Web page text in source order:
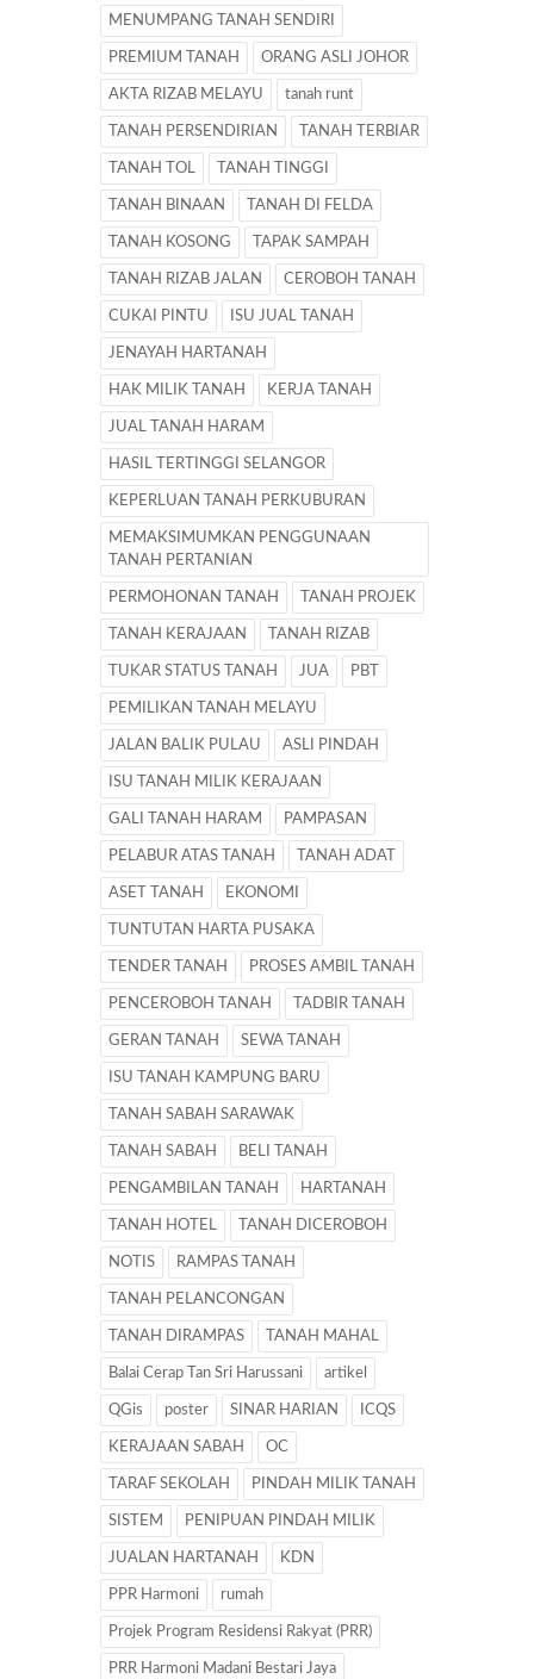
MENUMPANG TANAH SENDIRI
PREMIUM TANAH ORANG ASLI JOHOR
AKTA RIZAB MELAYU tanah runt
TANAH PERSENDIRIAN TANAH TERBIAR
TANAH TOL TANAH TINGGI
TANAH BINAAN TANAH DI FELDA
TANAH KOSONG TAPAK SAMPAH
TANAH RIZAB JALAN CEROBOH TANAH
CUKAI PINTU ISU JUAL TANAH
JENAYAH HARTANAH
HAK MILIK TANAH KERJA TANAH
JUAL TANAH HARAM
HASIL TERTINGGI SELANGOR
KEPERLUAN TANAH PERKUBURAN
MEMAKSIMUMKAN PENGGUNAAN
TANAH PERTANIAN
PERMOHONAN TANAH TANAH PROJEK
TANAH KERAJAAN TANAH RIZAB
TUKAR STATUS TANAH JUA PBT
PEMILIKAN TANAH MELAYU
JALAN BALIK PULAU ASLI PINDAH
ISU TANAH MILIK KERAJAAN
GALI TANAH HARAM PAMPASAN
PELABUR ATAS TANAH TANAH ADAT
ASET TANAH EKONOMI
TUNTUTAN HARTA PUSAKA
TENDER TANAH PROSES AMBIL TANAH
PENCEROBOH TANAH TADBIR TANAH
GERAN TANAH SEWA TANAH
ISU TANAH KAMPUNG BARU
TANAH SABAH SARAWAK
TANAH SABAH BELI TANAH
PENGAMBILAN TANAH HARTANAH
TANAH HOTEL TANAH DICEROBOH
NOTIS RAMPAS TANAH
TANAH PELANCONGAN
TANAH DIRAMPAS TANAH MAHAL
Balai Cerap Tan Sri Harussani artikel
QGis poster SINAR HARIAN ICQS
KERAJAAN SABAH OC
TARAF SEKOLAH PINDAH MILIK TANAH
SISTEM PENIPUAN PINDAH MILIK
JUALAN HARTANAH KDN
PPR Harmoni rumah
Projek Program Residensi Rakyat (PRR)
PRR Harmoni Madani Bestari Jaya